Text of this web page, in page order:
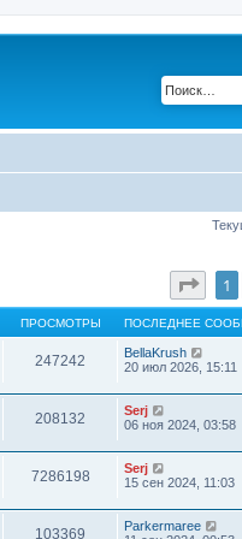
1
ПРОСМОТРЫ ПОСЛЕДНЕЕ
247242
BellaKrush
20 июл 2026, 15:11
208132
Serj
06 ноя 2024, 03:58
7286198
Serj
15 сен 2024, 11:03
103369
Parkermaree